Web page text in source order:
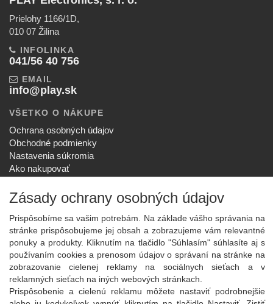
Prielohy 1166/1D,
010 07 Žilina
INFOLINKA
041/56 40 756
EMAIL
info@play.sk
VŠETKO O NÁKUPE
Ochrana osobných údajov
Obchodné podmienky
Nastavenia súkromia
Ako nakupovať
SPOLOČNOSŤ
O nás
Kontakt
Služby
Aktuality
NOVINKY NA EMAIL
Prihlásiť
Zásady ochrany osobných údajov
Prispôsobíme sa vašim potrebám. Na základe vášho správania na
stránke prispôsobujeme jej obsah a zobrazujeme vám relevantné
ponuky a produkty. Kliknutím na tlačidlo "Súhlasím" súhlasíte aj s
používaním cookies a prenosom údajov o správaní na stránke na
zobrazovanie cielenej reklamy na sociálnych sieťach a v
reklamných sieťach na iných webových stránkach.
Prispôsobenie a cielenú reklamu môžete nastaviť podrobnejšie